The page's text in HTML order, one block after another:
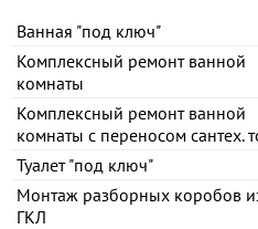
Ванная "под ключ"
Комплексный ремонт ванной
комнаты
Комплексный ремонт ванной
комнаты с переносом сантех.
Туалет "под ключ"
Монтаж разборных коробов
ГКЛ